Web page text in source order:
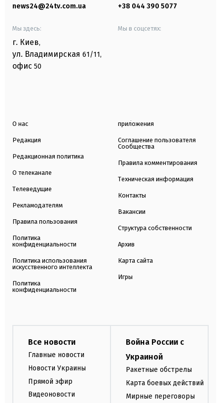
news24@24tv.com.ua +38 044 390 5077
Мы здесь:
г. Киев,
ул. Владимирская 61/11,
офис 50
Мы в соцсетях:
О нас
Редакция
Редакционная политика
О телеканале
Телеведущие
Рекламодателям
Правила пользования
Политика
конфиденциальности
Политика использования
искусственного интеллекта
Политика
конфиденциальности
приложения
Соглашение пользователя
Сообщества
Правила комментирования
Техническая информация
Контакты
Вакансии
Структура собственности
Архив
Карта сайта
Игры
Все новости
Главные новости
Новости Украины
Прямой эфир
Видеоновости
Война России с
Украиной
Ракетные обстрелы
Карта боевых действий
Мирные переговоры